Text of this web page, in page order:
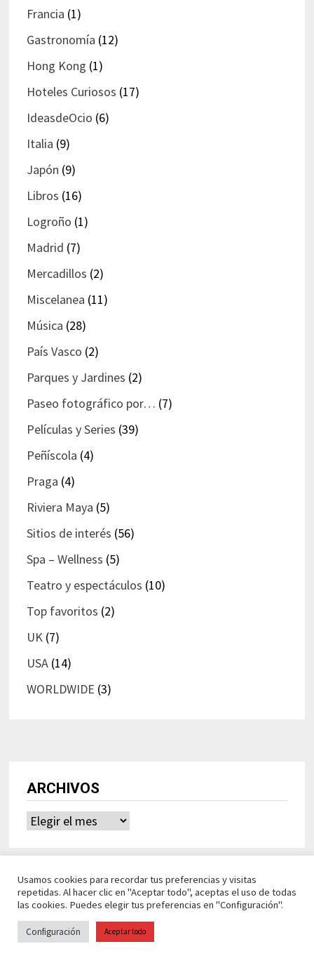
Francia (1)
Gastronomía (12)
Hong Kong (1)
Hoteles Curiosos (17)
IdeasdeOcio (6)
Italia (9)
Japón (9)
Libros (16)
Logroño (1)
Madrid (7)
Mercadillos (2)
Miscelanea (11)
Música (28)
País Vasco (2)
Parques y Jardines (2)
Paseo fotográfico por… (7)
Películas y Series (39)
Peñíscola (4)
Praga (4)
Riviera Maya (5)
Sitios de interés (56)
Spa – Wellness (5)
Teatro y espectáculos (10)
Top favoritos (2)
UK(7)
USA(14)
WORLDWIDE (3)
ARCHIVOS
Archivos
Ideasdeocio Funciona conWordPress
Usamos cookies para recordar tus preferencias y visitas
repetidas. Al hacer clic en "Aceptar todo", aceptas el uso de todas
las cookies. Puedes elegir tus preferencias en "Configuración".
Configuración Aceptar todo